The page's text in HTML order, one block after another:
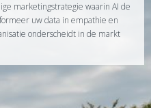
marketingstrategie waarin AI de
uw data in empathie en
onderscheidt in de markt